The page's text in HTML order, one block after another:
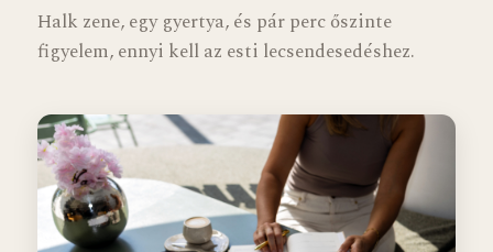
Halk zene, egy gyertya, és pár perc őszinte
figyelem, ennyi kell az esti lecsendesedéshez.